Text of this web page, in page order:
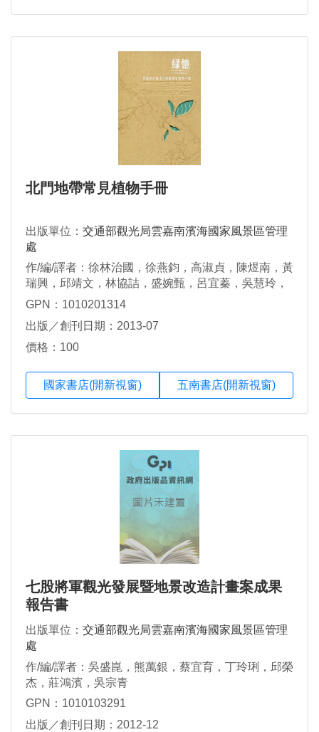
北門地帶常見植物手冊
出版單位： 交通部觀光局雲嘉南濱海國家風景區管理
處
作/編/譯者：徐林治國，徐燕鈞，高淑貞，陳煜南，黃
瑞興，邱靖文，林協詰，盛婉甄，呂宜蓁，吳慧玲，
林茂森，蔡麗香，張太明，李繡如，吳盛崑，吳宗
育劭
GPN：1010201314
出版／創刊日期：2013-07
價格：100
國家書店(開新視窗) 五南書店(開新視窗)
七股將軍觀光發展暨地景改造計畫案成果
報告書
出版單位： 交通部觀光局雲嘉南濱海國家風景區管理
處
作/編/譯者：吳盛崑，熊萬銀，蔡宜育，丁玲琍，邱榮
杰，莊鴻濱，吳宗青
GPN：1010103291
出版／創刊日期：2012-12